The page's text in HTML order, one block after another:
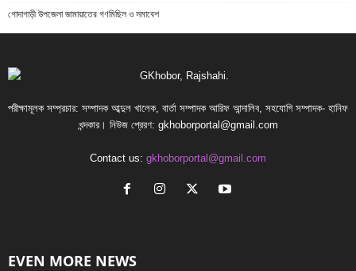
গোদাগাড়ী উপজেলা জামায়াতের গণমিছিল ও সমাবেশ
পরীক্ষামূলক সম্প্রচার: সম্পাদক আব্দুল খালেক, বার্তা সম্পাদক আরিফ আন্দালিব, সহযোগি সম্পাদক- হানিফ
খন্দকার। নিউজ প্রেরণ: gkhoborportal@gmail.com
Contact us: gkhoborportal@gmail.com
EVEN MORE NEWS